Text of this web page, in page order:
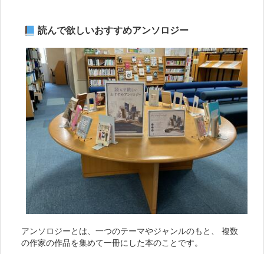
読んで欲しいおすすめアンソロジー
アンソロジーとは、一つのテーマやジャンルのもと、 複数
の作家の作品を集めて一冊にした本のことです。